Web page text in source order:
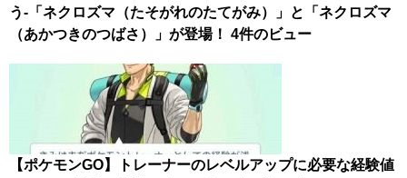
う-「ネクロズマ（たそがれのたてがみ）」と「ネクロズマ
（あかつきのつばさ）」が登場！ 4件のビュー
【ポケモンGO】トレーナーのレベルアップに必要な経験値